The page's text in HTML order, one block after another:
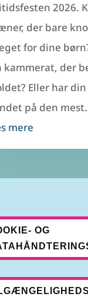
2026.
der bare
for dine
kammerat, der
Eller har
på den
mere
OG